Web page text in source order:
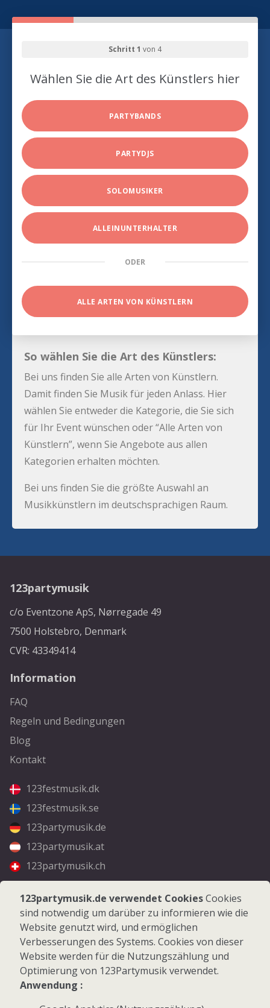
Schritt 1 von 4
Wählen Sie die Art des Künstlers hier
PARTYBANDS
PARTYDJS
SOLOMUSIKER
ALLEINUNTERHALTER
ODER
ALLE ARTEN VON KÜNSTLERN
So wählen Sie die Art des Künstlers:
Bei uns finden Sie alle Arten von Künstlern.
Damit finden Sie Musik für jeden Anlass. Hier
wählen Sie entweder die Kategorie, die Sie sich
für Ihr Event wünschen oder “Alle Arten von
Künstlern”, wenn Sie Angebote aus allen
Kategorien erhalten möchten.
Bei uns finden Sie die größte Auswahl an
Musikkünstlern im deutschsprachigen Raum.
123partymusik
c/o Eventzone ApS, Nørregade 49
7500 Holstebro, Denmark
CVR: 43349414
Information
FAQ
Regeln und Bedingungen
Blog
Kontakt
123festmusik.dk
123festmusik.se
123partymusik.de
123partymusik.at
123partymusik.ch
Folgen Sie uns
Facebook
Instagram
123partymusik.de verwendet CookiesCookies
sind notwendig um darüber zu informieren wie die
Website genutzt wird, und ermöglichen
Verbesserungen des Systems. Cookies von dieser
Website werden für die Nutzungszählung und
Optimierung von 123Partymusik verwendet.
Anwendung :